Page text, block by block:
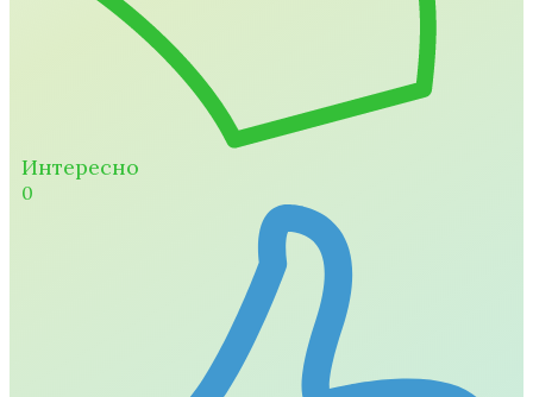
Интересно
0